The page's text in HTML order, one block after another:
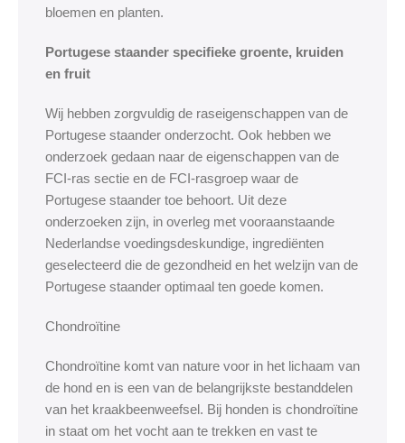
bloemen en planten.
Portugese staander specifieke groente, kruiden
en fruit
Wij hebben zorgvuldig de raseigenschappen van de
Portugese staander onderzocht. Ook hebben we
onderzoek gedaan naar de eigenschappen van de
FCI-ras sectie en de FCI-rasgroep waar de
Portugese staander toe behoort. Uit deze
onderzoeken zijn, in overleg met vooraanstaande
Nederlandse voedingsdeskundige, ingrediënten
geselecteerd die de gezondheid en het welzijn van de
Portugese staander optimaal ten goede komen.
Chondroïtine
Chondroïtine komt van nature voor in het lichaam van
de hond en is een van de belangrijkste bestanddelen
van het kraakbeenweefsel. Bij honden is chondroïtine
in staat om het vocht aan te trekken en vast te